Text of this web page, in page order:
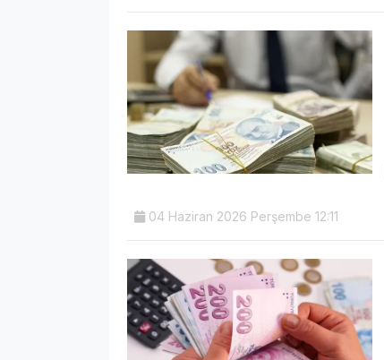
04 Haziran 2026 Perşembe 12:11